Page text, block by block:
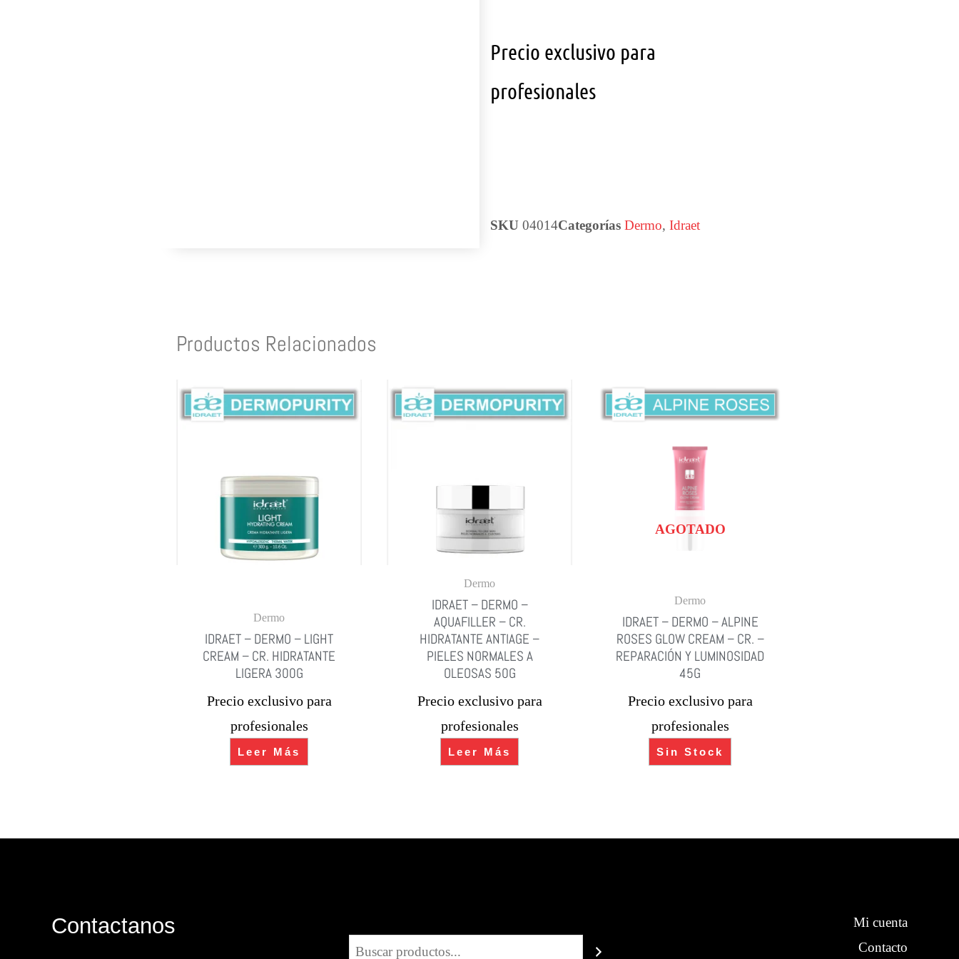
Precio exclusivo para
profesionales
SKU 04014Categorías Dermo, Idraet
Productos Relacionados
Dermo
IDRAET – DERMO – LIGHT
CREAM – CR. HIDRATANTE
LIGERA 300G
Precio exclusivo para
profesionales
Leer Más
Dermo
IDRAET – DERMO –
AQUAFILLER – CR.
HIDRATANTE ANTIAGE –
PIELES NORMALES A
OLEOSAS 50G
Precio exclusivo para
profesionales
Leer Más
AGOTADO
Dermo
IDRAET – DERMO – ALPINE
ROSES GLOW CREAM – CR. –
REPARACIÓN Y LUMINOSIDAD
45G
Precio exclusivo para
profesionales
Sin Stock
Contactanos
Mi cuenta
Contacto